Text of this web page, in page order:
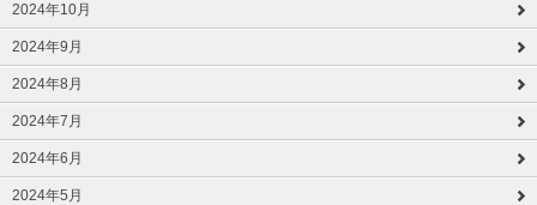
2024年10月
2024年9月
2024年8月
2024年7月
2024年6月
2024年5月